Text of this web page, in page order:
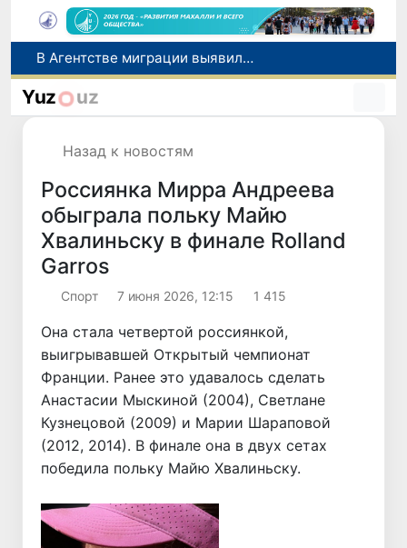
В Узбекистане с начала «Месячника благоустройства и милосердия в махаллях» выявлено около 350 экологических нарушений
В Навоийской области задержан гражданин Казахстана с 2 кг наркотического вещества
Yuz uz
Назад к новостям
Россиянка Мирра Андреева
обыграла польку Майю
Хвалиньску в финале Rolland
Garros
Спорт 7 июня 2026, 12:15 1 415
Она стала четвертой россиянкой,
выигрывавшей Открытый чемпионат
Франции. Ранее это удавалось сделать
Анастасии Мыскиной (2004), Светлане
Кузнецовой (2009) и Марии Шараповой
(2012, 2014). В финале она в двух сетах
победила польку Майю Хвалиньску.